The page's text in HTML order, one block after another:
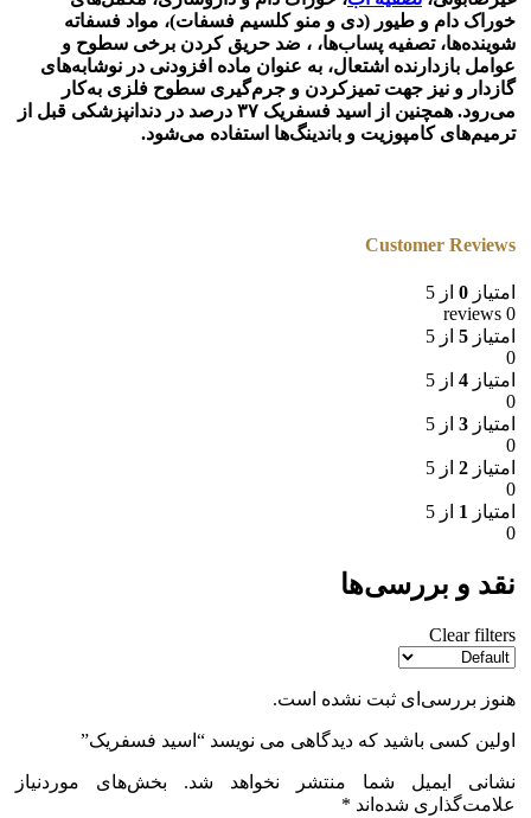
خوراک دام و طیور (دی و منو کلسیم فسفات)، مواد فسفاته
شوینده‌ها، تصفیه پساب‌ها، ، ضد حریق کردن برخی سطوح و
عوامل بازدارنده اشتعال، به عنوان ماده افزودنی در نوشابه‌های
گازدار و نیز جهت تمیزکردن و جرم‌گیری سطوح فلزی به‌کار
می‌رود. همچنین از اسید فسفریک ۳۷ درصد در دندانپزشکی قبل از
ترمیم‌های کامپوزیت و باندینگ‌ها استفاده می‌شود.
Customer Reviews
امتیاز 0 از 5
0 reviews
امتیاز 5 از 5
0
امتیاز 4 از 5
0
امتیاز 3 از 5
0
امتیاز 2 از 5
0
امتیاز 1 از 5
0
نقد و بررسی‌ها
Clear filters
هنوز بررسی‌ای ثبت نشده است.
اولین کسی باشید که دیدگاهی می نویسد “اسید فسفریک”
نشانی ایمیل شما منتشر نخواهد شد.
بخش‌های موردنیاز
علامت‌گذاری شده‌اند *